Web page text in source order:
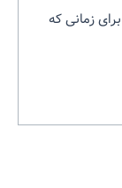
زمانی که